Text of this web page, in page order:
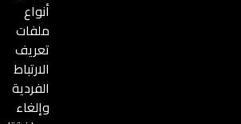
أنواع
ملفات
تعريف
الارتباط
الفردية
وإلغاء